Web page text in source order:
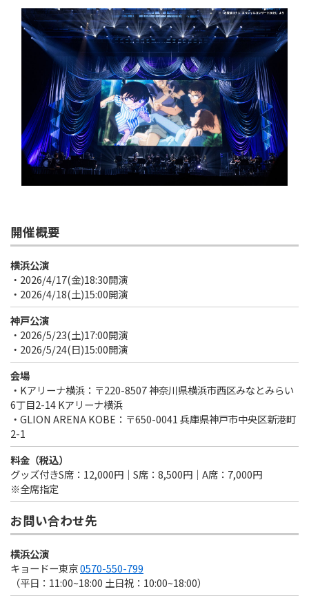
開催概要
横浜公演
・2026/4/17(金)18:30開演
・2026/4/18(土)15:00開演
神戸公演
・2026/5/23(土)17:00開演
・2026/5/24(日)15:00開演
会場
・Kアリーナ横浜：〒220-8507 神奈川県横浜市西区みなとみらい
6丁目2-14 Kアリーナ横浜
・GLION ARENA KOBE：〒650-0041 兵庫県神戸市中央区新港町
2-1
料金（税込）
グッズ付きS席：12,000円｜S席：8,500円｜A席：7,000円
※全席指定
お問い合わせ先
横浜公演
キョードー東京0570-550-799
（平日：11:00~18:00 土日祝：10:00~18:00）